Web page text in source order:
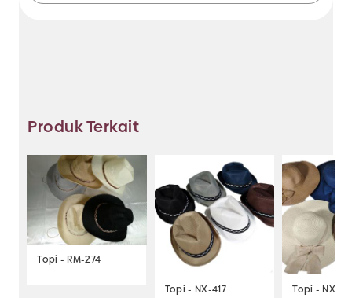
Tidak hanya menjual bando saja, Anda juga dapat
memesan produk dengan model lainnya selama
masih berkaitan dengan kategori yang ada.
Jadi, pilih dan temukan berbagai macam model
aksesoris dengan harga murah hanya di Makmur Jaya
Produk Terkait
Topi - RM-274
Topi - NX-417 Topi - NX-